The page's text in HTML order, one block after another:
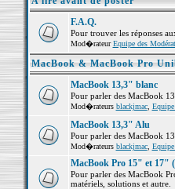
F.A.Q.
Pour trouver les réponses
Mod�rateurEquipe des
MacBook & MacBook Pro
MacBook 13,3" blanc
Pour parler des MacBook
Mod�rateurs blackjmac,
MacBook 13,3" Alu
Pour parler des MacBook
Mod�rateurs blackjmac,
MacBook Pro 15" et 17"
Pour parler des MacBook
matériels, solutions et autre.